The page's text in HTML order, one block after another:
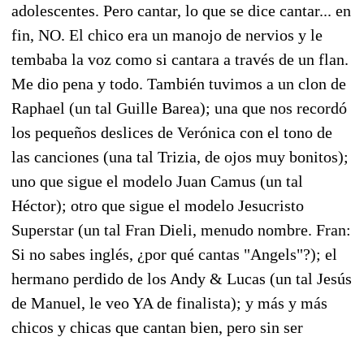
adolescentes. Pero cantar, lo que se dice cantar... en
fin, NO. El chico era un manojo de nervios y le
tembaba la voz como si cantara a través de un flan.
Me dio pena y todo. También tuvimos a un clon de
Raphael (un tal Guille Barea); una que nos recordó
los pequeños deslices de Verónica con el tono de
las canciones (una tal Trizia, de ojos muy bonitos);
uno que sigue el modelo Juan Camus (un tal
Héctor); otro que sigue el modelo Jesucristo
Superstar (un tal Fran Dieli, menudo nombre. Fran:
Si no sabes inglés, ¿por qué cantas "Angels"?); el
hermano perdido de los Andy & Lucas (un tal Jesús
de Manuel, le veo YA de finalista); y más y más
chicos y chicas que cantan bien, pero sin ser